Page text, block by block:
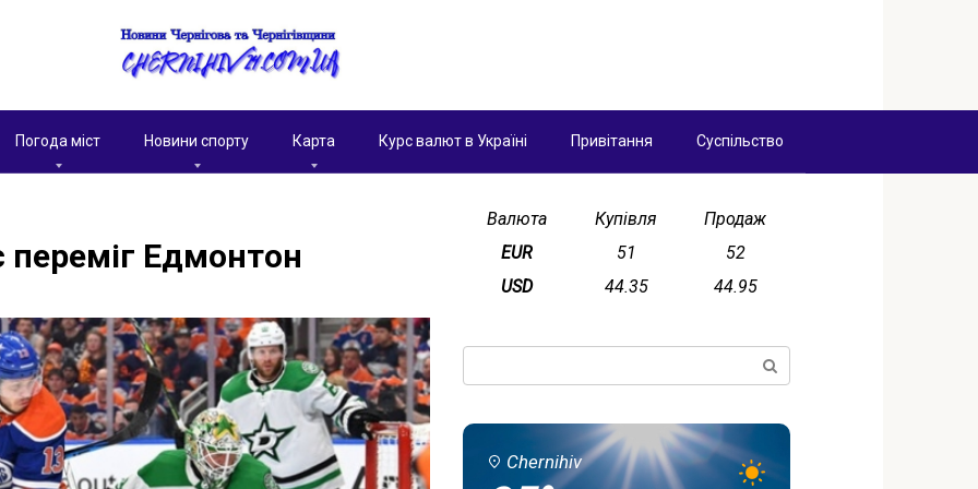
Погода міст Новини спорту Карта Курс валют в Україні Привітання Суспільство
Едмонтон
Валюта Купівля
Продаж
EUR
51
52
USD
44.35 44.95
Chernihiv